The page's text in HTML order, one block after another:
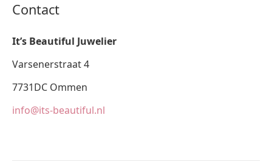
Contact
It’s Beautiful Juwelier
Varsenerstraat 4
7731DC Ommen
info@its-beautiful.nl